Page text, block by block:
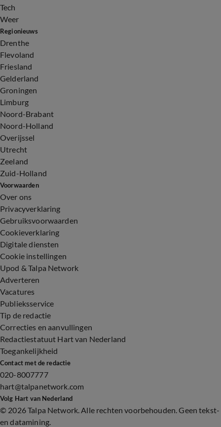
Tech
Weer
Regionieuws
Drenthe
Flevoland
Friesland
Gelderland
Groningen
Limburg
Noord-Brabant
Noord-Holland
Overijssel
Utrecht
Zeeland
Zuid-Holland
Voorwaarden
Over ons
Privacyverklaring
Gebruiksvoorwaarden
Cookieverklaring
Digitale diensten
Cookie instellingen
Upod & Talpa Network
Adverteren
Vacatures
Publieksservice
Tip de redactie
Correcties en aanvullingen
Redactiestatuut Hart van Nederland
Toegankelijkheid
Contact met de redactie
020-8007777
hart@talpanetwork.com
Volg Hart van Nederland
© 2026 Talpa Network. Alle rechten voorbehouden. Geen tekst-
en datamining.